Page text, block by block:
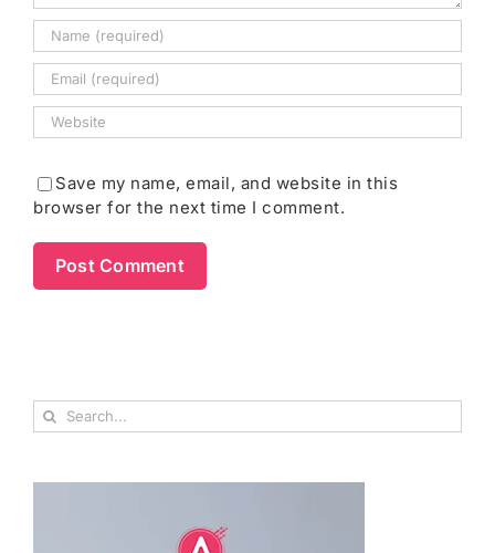
Save my name, email, and website in this
browser for the next time I comment.
Search
for: